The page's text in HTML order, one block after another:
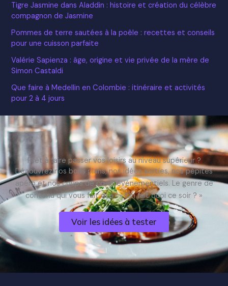
Tigre Jasmine dans Aladdin : histoire et création du célèbre
compagnon de Jasmine
Pommes de terre sautées à la poêle : recettes et conseils
pour une cuisson parfaite
Valérie Sapienza : âge, origine et vie privée de la mère de
Simon Castaldi
Que faire à Medellin en Colombie : itinéraire et activités
pour 2 à 4 jours
Prêt à faire passer vos loisirs au niveau supérieur ?
Découvrez nos bons plans, nos idées sorties, nos pépites
apéro et nos coups de cœur événementiels. Le genre de
contenu qui vous fait dire : « On fait quoi ce soir ? »
Voir les idées à tester